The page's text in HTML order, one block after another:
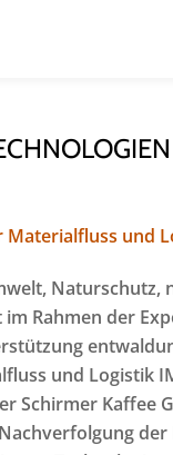
und
Naturschutz,
Rahmen der
und Logistik
Schirmer Kaffee